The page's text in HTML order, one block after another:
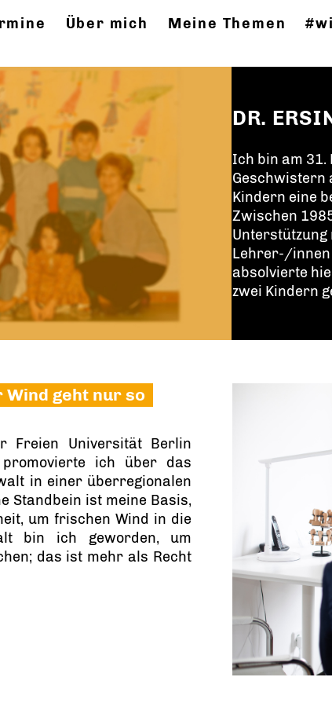
Über mich Meine Themen
DR.
Ich bin am 31.
Geschwistern
Kindern eine
Zwischen
Unterstützung
Lehrer-/innen
absolvierte
zwei Kindern
geht nur so
Freien Universität Berlin
promovierte ich über das
in einer überregionalen
Standbein ist meine Basis,
um frischen Wind in die
bin ich geworden, um
das ist mehr als Recht